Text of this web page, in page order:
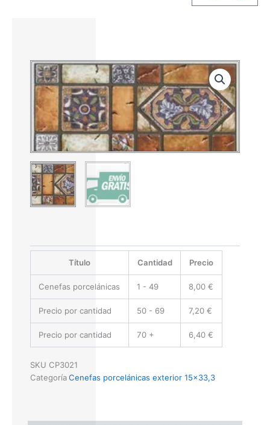
Título Cantidad Precio
Cenefas porcelánicas 1 - 49 8,00€
Precio por cantidad 50 - 69 7,20€
Precio por cantidad 70 + 6,40€
SKU CP3021
CategoríaCenefas porcelánicas exterior 15x33,3